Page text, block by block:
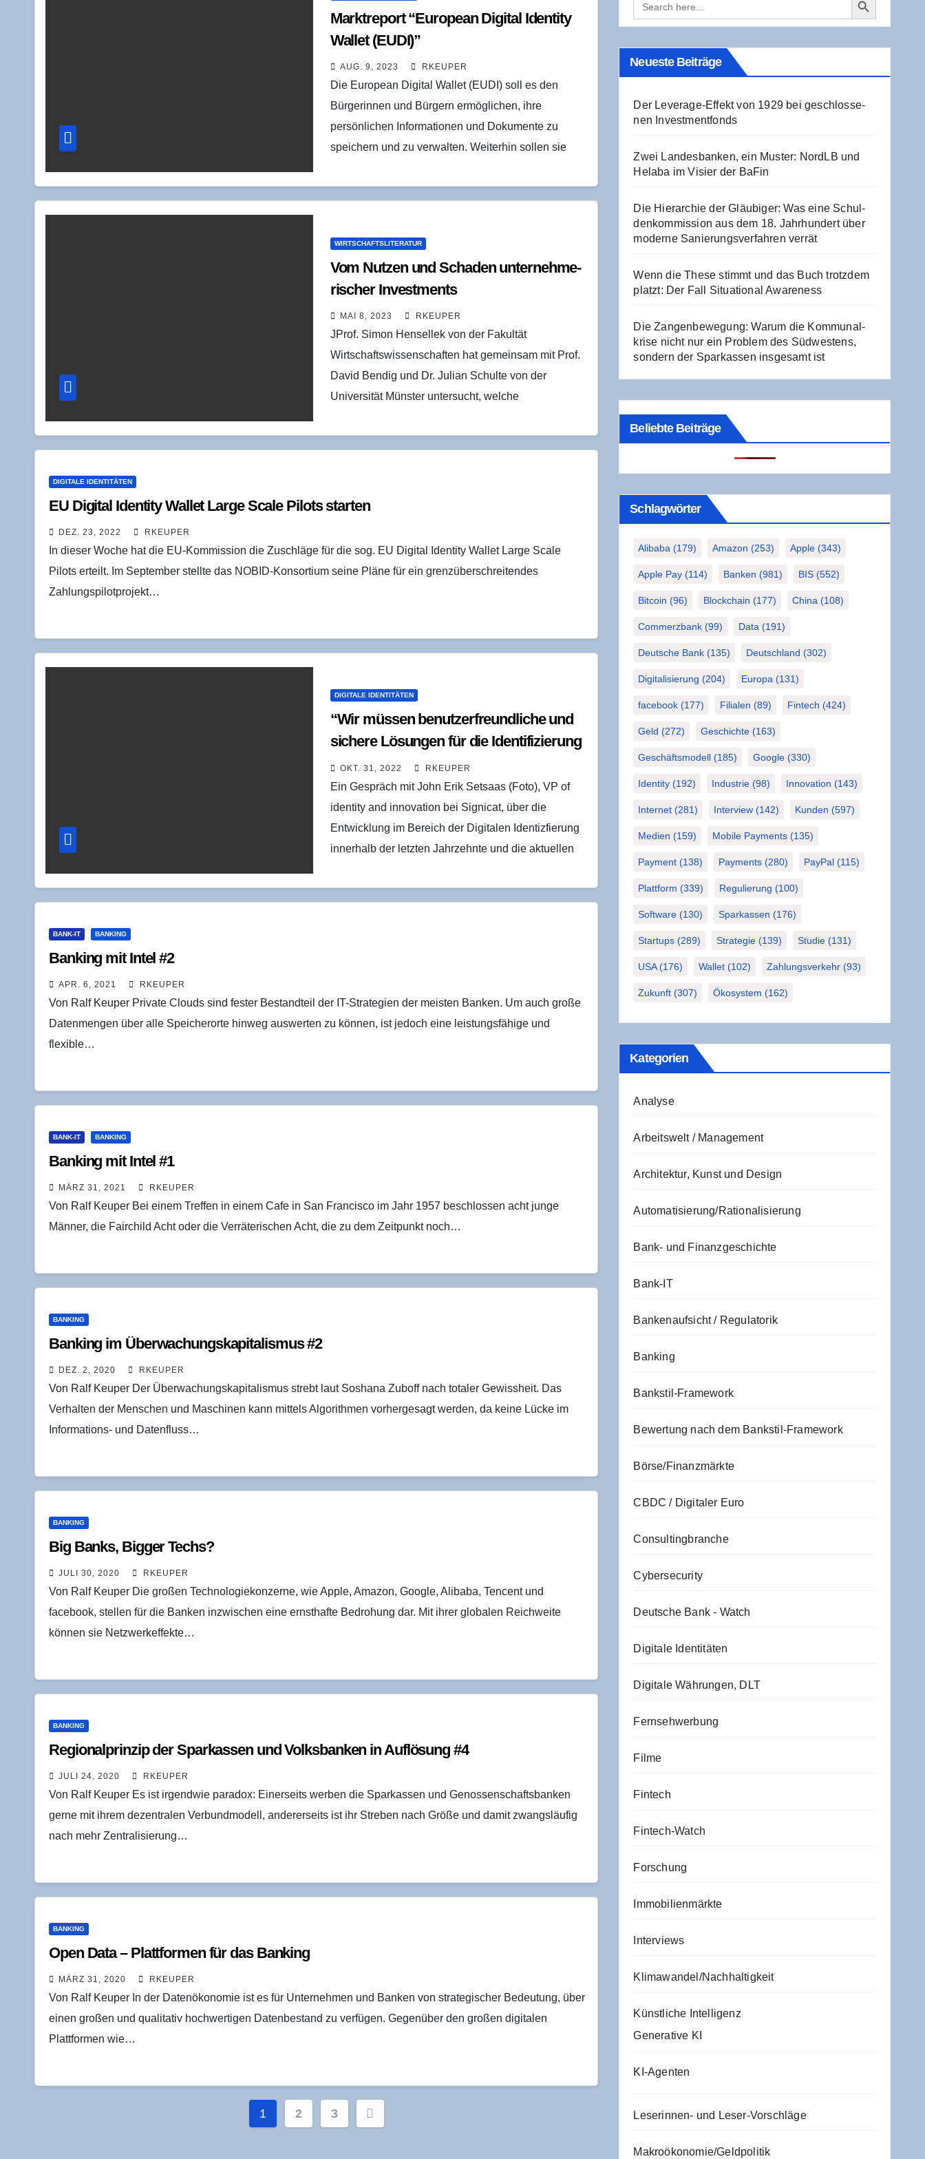
Markt­re­port “Euro­pean Digi­tal Iden­ti­ty
Wal­let (EUDI)”
AUG. 9, 2023 RKEUPER
Die European Digital Wallet (EUDI) soll es den
Bürgerinnen und Bürgern ermöglichen, ihre
persönlichen Informationen und Dokumente zu
speichern und zu verwalten. Weiterhin sollen sie
WIRTSCHAFTSLITERATUR
Vom Nut­zen und Scha­den unter­neh­me­
ri­scher Investments
MAI 8, 2023 RKEUPER
JProf. Simon Hensellek von der Fakultät
Wirtschaftswissenschaften hat gemeinsam mit Prof.
David Bendig und Dr. Julian Schulte von der
Universität Münster untersucht, welche
die Produktsicherheit haben.…
DIGITALE IDENTITÄTEN
EU Digi­tal Iden­ti­ty Wal­let Lar­ge Sca­le Pilots starten
DEZ. 23, 2022 RKEUPER
In dieser Woche hat die EU-Kommission die Zuschläge für die sog. EU Digital Identity Wallet Large Scale
Pilots erteilt. Im September stellte das NOBID-Konsortium seine Pläne für ein grenzüberschreitendes
Zahlungspilotprojekt…
DIGITALE IDENTITÄTEN
“Wir müs­sen benut­zer­freund­li­che und
siche­re Lösun­gen für die Iden­ti­fi­zie­rung
bereitstellen”
OKT. 31, 2022 RKEUPER
Ein Gespräch mit John Erik Setsaas (Foto), VP of
identity and innovation bei Signicat, über die
Entwicklung im Bereich der Digitalen Identizfierung
innerhalb der letzten Jahrzehnte und die aktuellen
BANK-IT BANKING
Ban­king mit Intel #2
APR. 6, 2021 RKEUPER
Von Ralf Keuper Private Clouds sind fester Bestandteil der IT-Strategien der meisten Banken. Um auch große
Datenmengen über alle Speicherorte hinweg auswerten zu können, ist jedoch eine leistungsfähige und
flexible…
BANK-IT BANKING
Ban­king mit Intel #1
MÄRZ 31, 2021 RKEUPER
Von Ralf Keuper Bei einem Treffen in einem Cafe in San Francisco im Jahr 1957 beschlossen acht junge
Männer, die Fairchild Acht oder die Verräterischen Acht, die zu dem Zeitpunkt noch…
BANKING
Ban­king im Über­wa­chungs­ka­pi­ta­lis­mus #2
DEZ. 2, 2020 RKEUPER
Von Ralf Keuper Der Überwachungskapitalismus strebt laut Soshana Zuboff nach totaler Gewissheit. Das
Verhalten der Menschen und Maschinen kann mittels Algorithmen vorhergesagt werden, da keine Lücke im
Informations- und Datenfluss…
BANKING
Big Banks, Big­ger Techs?
JULI 30, 2020 RKEUPER
Von Ralf Keuper Die großen Technologiekonzerne, wie Apple, Amazon, Google, Alibaba, Tencent und
facebook, stellen für die Banken inzwischen eine ernsthafte Bedrohung dar. Mit ihrer globalen Reichweite
können sie Netzwerkeffekte…
BANKING
Regio­nal­prin­zip der Spar­kas­sen und Volks­ban­ken in Auf­lö­sung #4
JULI 24, 2020 RKEUPER
Von Ralf Keuper Es ist irgendwie paradox: Einerseits werben die Sparkassen und Genossenschaftsbanken
gerne mit ihrem dezentralen Verbundmodell, andererseits ist ihr Streben nach Größe und damit zwangsläufig
nach mehr Zentralisierung…
BANKING
Open Data – Platt­for­men für das Banking
MÄRZ 31, 2020 RKEUPER
Von Ralf Keuper In der Datenökonomie ist es für Unternehmen und Banken von strategischer Bedeutung, über
einen großen und qualitativ hochwertigen Datenbestand zu verfügen. Gegenüber den großen digitalen
Plattformen wie…
Seitennummerierung
der
1 2 3
for:
Neu­es­te Beiträge
Der Levera­ge-Effekt von 1929 bei geschlos­se­
nen Investmentfonds
Zwei Lan­des­ban­ken, ein Mus­ter: NordLB und
Hela­ba im Visier der BaFin
Die Hier­ar­chie der Gläu­bi­ger: Was eine Schul­
den­kom­mis­si­on aus dem 18. Jahr­hun­dert über
moder­ne Sanie­rungs­ver­fah­ren verrät
Wenn die The­se stimmt und das Buch trotz­dem
platzt: Der Fall Situa­tio­nal Awareness
Die Zan­gen­be­we­gung: War­um die Kom­mu­nal­
kri­se nicht nur ein Pro­blem des Süd­wes­tens,
son­dern der Spar­kas­sen ins­ge­samt ist
Beliebte Beiträge
Schlag­wör­ter
Alibaba (179) Amazon (253) Apple (343)
Apple Pay (114) Banken (981) BIS (552)
Bitcoin (96) Blockchain (177) China (108)
Commerzbank (99) Data (191)
Deutsche Bank (135) Deutschland (302)
Digitalisierung (204) Europa (131)
facebook (177) Filialen (89) Fintech (424)
Geld (272) Geschichte (163)
Geschäftsmodell (185) Google (330)
Identity (192) Industrie (98) Innovation (143)
Internet (281) Interview (142) Kunden (597)
Medien (159) Mobile Payments (135)
Payment (138) Payments (280) PayPal (115)
Plattform (339) Regulierung (100)
Software (130) Sparkassen (176)
Startups (289) Strategie (139) Studie (131)
USA(176) Wallet (102) Zahlungsverkehr (93)
Zukunft (307) Ökosystem (162)
Kate­go­rien
Analyse
Arbeitswelt / Management
Architektur, Kunst und Design
Automatisierung/Rationalisierung
Bank- und Finanzgeschichte
Bank-IT
Bankenaufsicht / Regulatorik
Banking
Bankstil-Framework
Bewertung nach dem Bankstil-Framework
Börse/Finanzmärkte
CBDC / Digitaler Euro
Consultingbranche
Cybersecurity
Deutsche Bank - Watch
Digitale Identitäten
Digitale Währungen, DLT
Fernsehwerbung
Filme
Fintech
Fintech-Watch
Forschung
Immobilienmärkte
Interviews
Klimawandel/Nachhaltigkeit
Künstliche Intelligenz
Generative KI
KI-Agenten
Leserinnen- und Leser-Vorschläge
Makroökonomie/Geldpolitik